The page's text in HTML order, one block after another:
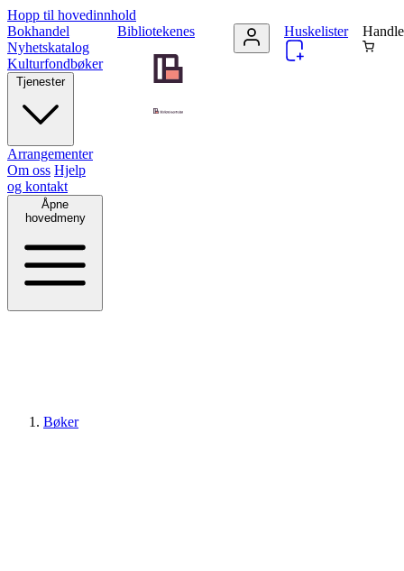
Hopp til hovedinnhold
Bibliotekenes
Bokhandel
Nyhetskatalog
Kulturfondbøker
Tjenester
Arrangementer
Om oss Hjelp
og kontakt
Åpne
hovedmeny
Huskelister
Bøker